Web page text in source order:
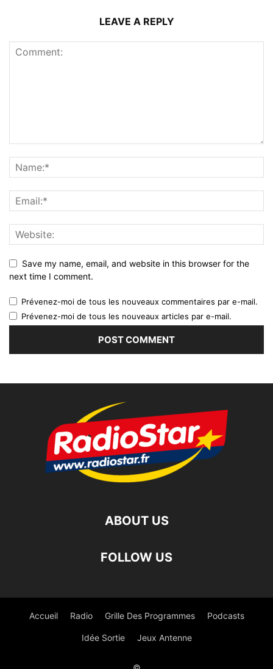
LEAVE A REPLY
Save my name, email, and website in this browser for the
next time I comment.
Prévenez-moi de tous les nouveaux commentaires par e-mail.
Prévenez-moi de tous les nouveaux articles par e-mail.
ABOUT US
FOLLOW US
Accueil Radio Grille Des Programmes Podcasts
Idée Sortie Jeux Antenne